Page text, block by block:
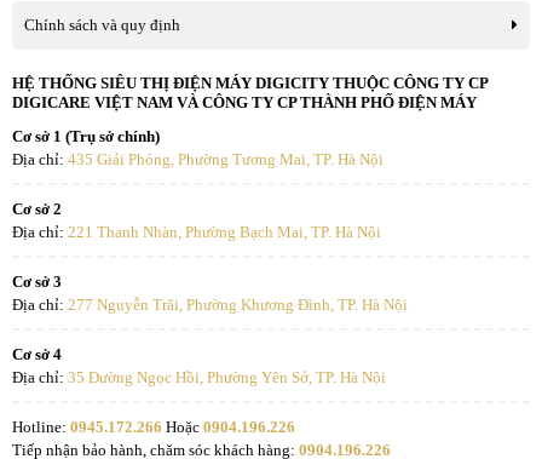
Chính sách và quy định
HỆ THỐNG SIÊU THỊ ĐIỆN MÁY DIGICITY THUỘC CÔNG TY CP
DIGICARE VIỆT NAM VÀ CÔNG TY CP THÀNH PHỐ ĐIỆN MÁY
Cơ sở 1 (Trụ sở chính)
Địa chỉ: 435 Giải Phóng, Phường Tương Mai, TP. Hà Nội
Cơ sở 2
Địa chỉ: 221 Thanh Nhàn, Phường Bạch Mai, TP. Hà Nội
Cơ sở 3
Địa chỉ: 277 Nguyễn Trãi, Phường Khương Đình, TP. Hà Nội
Cơ sở 4
Địa chỉ: 35 Đường Ngọc Hồi, Phường Yên Sở, TP. Hà Nội
Hotline: 0945.172.266 Hoặc 0904.196.226
Tiếp nhận bảo hành, chăm sóc khách hàng: 0904.196.226